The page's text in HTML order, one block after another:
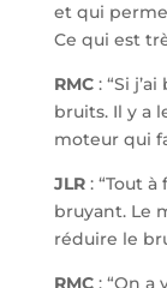
et qui
Ce qui est
RMC: “Si
bruits. Il y a
moteur qui
JLR: “Tout à
bruyant. Le
réduire le
RMC: “On a